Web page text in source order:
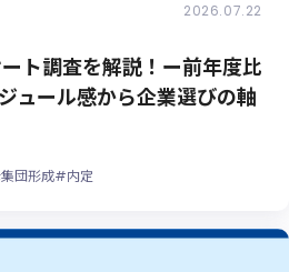
2026.07.22
ト調査を解説！ー前年度比
ュール感から企業選びの軸
団形成#内定